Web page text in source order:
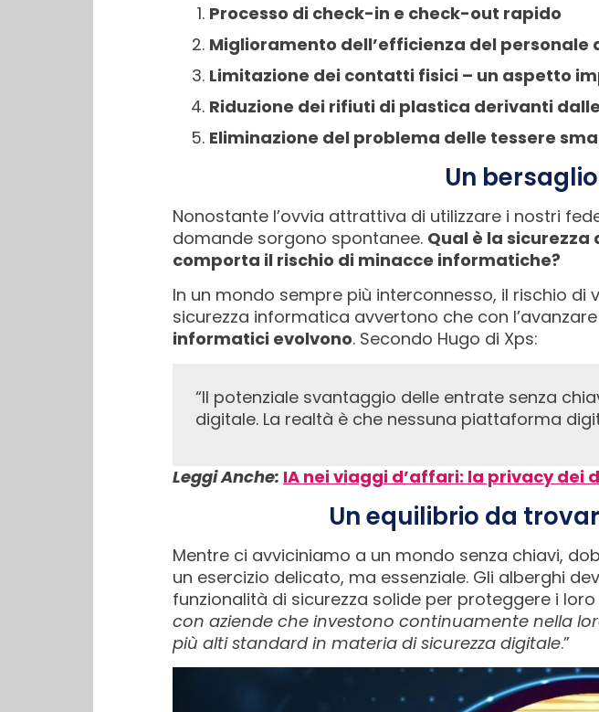
Processo di check-in e check-out rapido
Miglioramento dell’efficienza del personale
Limitazione dei contatti fisici – un aspetto
Riduzione dei rifiuti di plastica derivanti
Eliminazione del problema delle tessere
Un
Nonostante l’ovvia attrattiva di utilizzare i nostri
domande sorgono spontanee. Qual è la
comporta il rischio di minacce informatiche?
In un mondo sempre più interconnesso, il rischio di
sicurezza informatica avvertono che con
informatici evolvono. Secondo Hugo di Xps:
“Il potenziale svantaggio delle entrate senza chiave è la vulnerabilità intrinseca a qualsiasi sistema
digitale. La realtà è che nessuna piattaforma
Leggi Anche: IA nei viaggi d’affari: la privacy dei
Un equilibrio da
Mentre ci avviciniamo a un mondo senza chiavi,
un esercizio delicato, ma essenziale. Gli alberghi
funzionalità di sicurezza solide per proteggere i
con aziende che investono continuamente nella
più alti standard in materia di sicurezza digitale.”